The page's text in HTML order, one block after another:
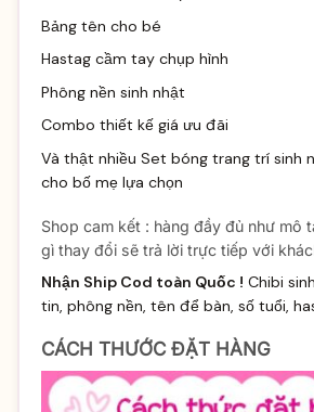
Bảng tên cho bé
Hastag cầm tay chụp hình
Phông nền sinh nhật
Combo thiết kế giá ưu đãi
Và thật nhiều Set bóng trang trí sinh
cho bố mẹ lựa chọn
Shop cam kết : hàng đầy đủ như mô
gì thay đổi sẽ trả lời trực tiếp với
Nhận Ship Cod toàn Quốc ! Chibi
tin, phông nền, tên để bàn, số tuổi,
CÁCH THƯỚC ĐẶT HÀNG